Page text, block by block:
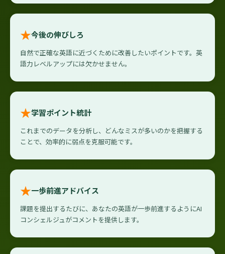
★今後の伸びしろ
自然で正確な英語に近づくために改善したいポイントです。英
語力レベルアップには欠かせません。
★学習ポイント統計
これまでのデータを分析し、どんなミスが多いのかを把握する
ことで、効率的に弱点を克服可能です。
★一歩前進アドバイス
課題を提出するたびに、あなたの英語が一歩前進するようにAI
コンシェルジュがコメントを提供します。